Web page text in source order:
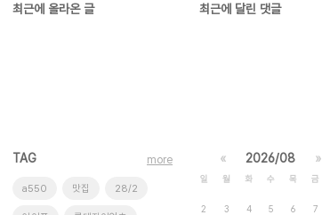
최근에 올라온 글 최근에 달린 댓글
TAG
a550 맛집 28/2
more « 2026/08 »
일 월 화 수 목 금
2
3 4 5 6 7